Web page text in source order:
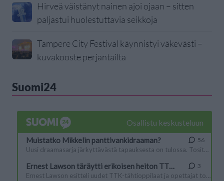
Hirveä väistänyt nainen ajoi ojaan – sitten
paljastui huolestuttavia seikkoja
Tampere City Festival käynnistyi väkevästi –
kuvakooste perjantailta
Suomi24